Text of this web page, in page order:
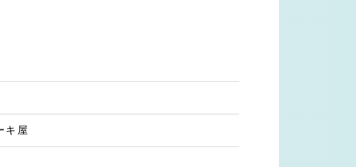
キ屋